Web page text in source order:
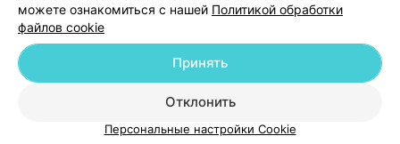
© 2026 ООО «Артокс Лаб», УНП 191700409
| 220012, Республика Беларусь,
Служба поддержки +375 291212755
можете ознакомиться с нашей Политикой обработки
файлов cookie
Отклонить
Принять
Персональные настройки Cookie